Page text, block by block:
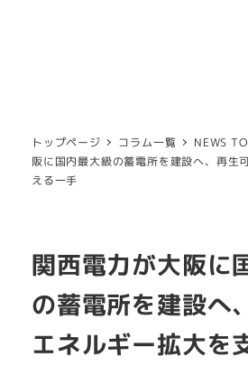
トップページ コラム一覧 NEWS
阪に国内最大級の蓄電所を建設へ、再生
える一手
関西電力が大阪に
の蓄電所を建設へ
エネルギー拡大を